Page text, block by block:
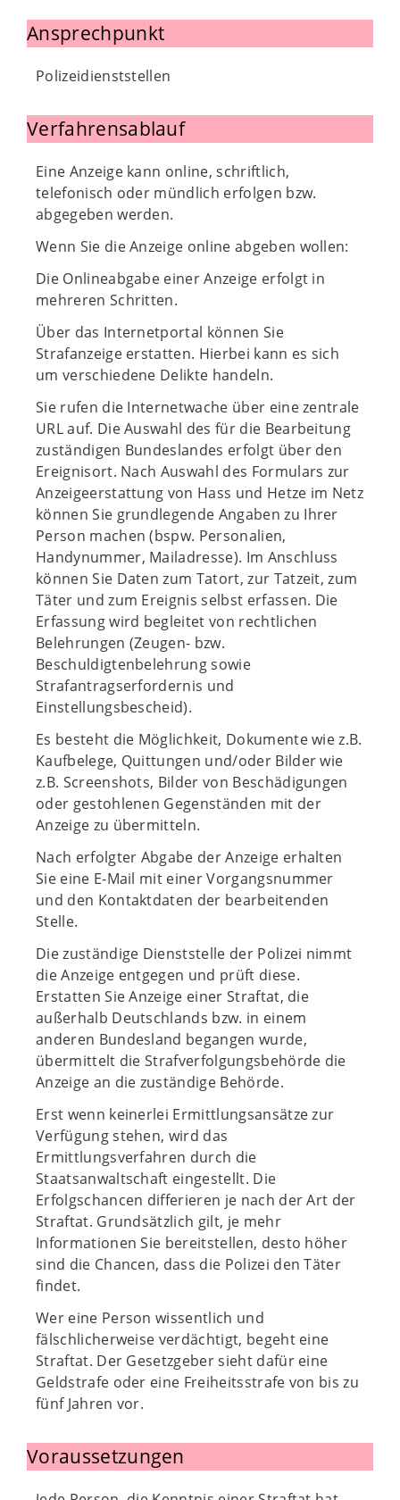
Ansprechpunkt
Polizeidienststellen
Verfahrensablauf
Eine Anzeige kann online, schriftlich,
telefonisch oder mündlich erfolgen bzw.
abgegeben werden.
Wenn Sie die Anzeige online abgeben wollen:
Die Onlineabgabe einer Anzeige erfolgt in
mehreren Schritten.
Über das Internetportal können Sie
Strafanzeige erstatten. Hierbei kann es sich
um verschiedene Delikte handeln.
Sie rufen die Internetwache über eine zentrale
URL auf. Die Auswahl des für die Bearbeitung
zuständigen Bundeslandes erfolgt über den
Ereignisort. Nach Auswahl des Formulars zur
Anzeigeerstattung von Hass und Hetze im Netz
können Sie grundlegende Angaben zu Ihrer
Person machen (bspw. Personalien,
Handynummer, Mailadresse). Im Anschluss
können Sie Daten zum Tatort, zur Tatzeit, zum
Täter und zum Ereignis selbst erfassen. Die
Erfassung wird begleitet von rechtlichen
Belehrungen (Zeugen- bzw.
Beschuldigtenbelehrung sowie
Strafantragserfordernis und
Einstellungsbescheid).
Es besteht die Möglichkeit, Dokumente wie z.B.
Kaufbelege, Quittungen und/oder Bilder wie
z.B. Screenshots, Bilder von Beschädigungen
oder gestohlenen Gegenständen mit der
Anzeige zu übermitteln.
Nach erfolgter Abgabe der Anzeige erhalten
Sie eine E-Mail mit einer Vorgangsnummer
und den Kontaktdaten der bearbeitenden
Stelle.
Die zuständige Dienststelle der Polizei nimmt
die Anzeige entgegen und prüft diese.
Erstatten Sie Anzeige einer Straftat, die
außerhalb Deutschlands bzw. in einem
anderen Bundesland begangen wurde,
übermittelt die Strafverfolgungsbehörde die
Anzeige an die zuständige Behörde.
Erst wenn keinerlei Ermittlungsansätze zur
Verfügung stehen, wird das
Ermittlungsverfahren durch die
Staatsanwaltschaft eingestellt. Die
Erfolgschancen differieren je nach der Art der
Straftat. Grundsätzlich gilt, je mehr
Informationen Sie bereitstellen, desto höher
sind die Chancen, dass die Polizei den Täter
findet.
Wer eine Person wissentlich und
fälschlicherweise verdächtigt, begeht eine
Straftat. Der Gesetzgeber sieht dafür eine
Geldstrafe oder eine Freiheitsstrafe von bis zu
fünf Jahren vor.
Voraussetzungen